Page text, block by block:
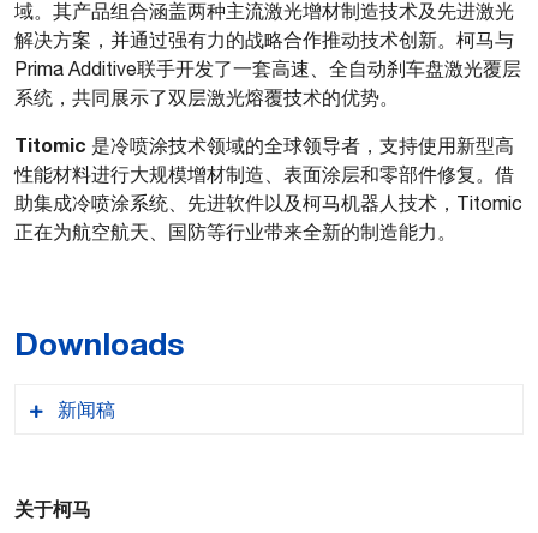
域。其产品组合涵盖两种主流激光增材制造技术及先进激光
解决方案，并通过强有力的战略合作推动技术创新。柯马与
Prima Additive联手开发了一套高速、全自动刹车盘激光覆层
系统，共同展示了双层激光熔覆技术的优势。
Titomic 是冷喷涂技术领域的全球领导者，支持使用新型高
性能材料进行大规模增材制造、表面涂层和零部件修复。借
助集成冷喷涂系统、先进软件以及柯马机器人技术，Titomic
正在为航空航天、国防等行业带来全新的制造能力。
Downloads
新闻稿
关于柯马